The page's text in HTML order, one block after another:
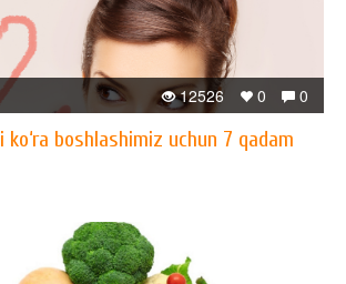
0
0
12526
ko‘ra boshlashimiz uchun 7 qadam